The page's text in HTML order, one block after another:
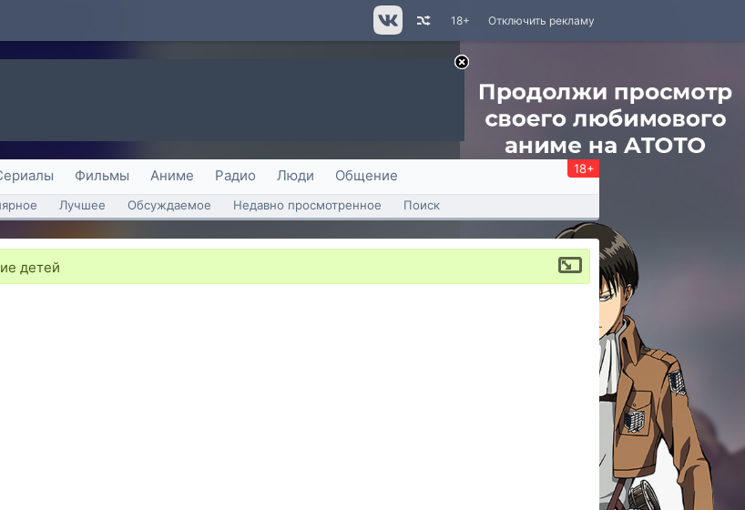
Отключить рекламу
18+
Фильмы Аниме Радио Люди Общение 18+
Лучшее Обсуждаемое Недавно просмотренное Поиск
детей